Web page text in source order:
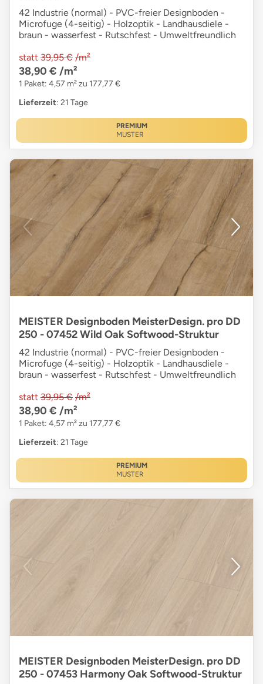
42 Industrie (normal) - PVC-freier Designboden -
Microfuge (4-seitig) - Holzoptik - Landhausdiele -
braun - wasserfest - Rutschfest - Umweltfreundlich
statt 39,95 € /m²
38,90 € /m²
1 Paket: 4,57 m² zu 177,77 €
Lieferzeit: 21 Tage
PREMIUM
MUSTER
MEISTER Designboden MeisterDesign. pro DD
250 - 07452 Wild Oak Softwood-Struktur
42 Industrie (normal) - PVC-freier Designboden -
Microfuge (4-seitig) - Holzoptik - Landhausdiele -
braun - wasserfest - Rutschfest - Umweltfreundlich
statt 39,95 € /m²
38,90 € /m²
1 Paket: 4,57 m² zu 177,77 €
Lieferzeit: 21 Tage
PREMIUM
MUSTER
MEISTER Designboden MeisterDesign. pro DD
250 - 07453 Harmony Oak Softwood-Struktur